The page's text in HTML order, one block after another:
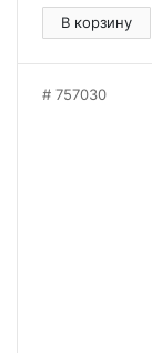
В корзину
757030